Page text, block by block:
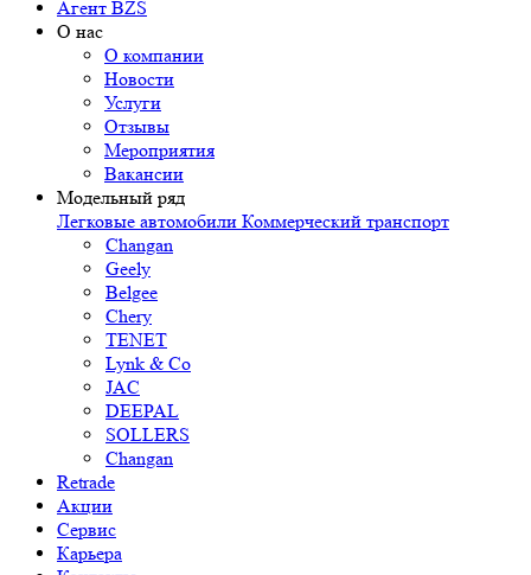
Агент BZS
О нас
О компании
Новости
Услуги
Отзывы
Мероприятия
Вакансии
Модельный ряд
Легковые автомобили Коммерческий транспорт
Changan
Geely
Belgee
Chery
TENET
Lynk & Co
JAC
DEEPAL
SOLLERS
Changan
Retrade
Акции
Сервис
Карьера